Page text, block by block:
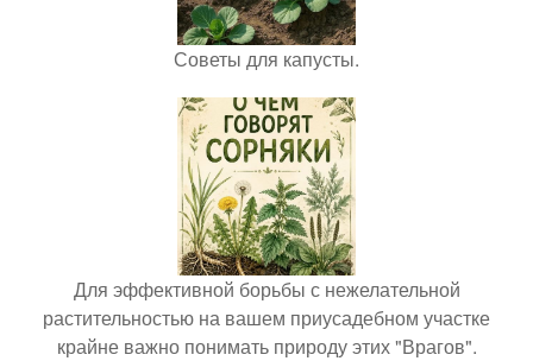
Советы для капусты.
Для эффективной борьбы с нежелательной
растительностью на вашем приусадебном участке
крайне важно понимать природу этих "Врагов".